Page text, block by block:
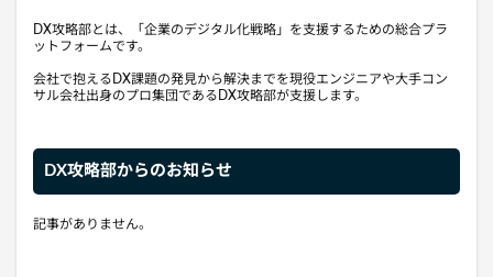
DX攻略部とは、「企業のデジタル化戦略」を支援するための総合プラ
ットフォームです。
会社で抱えるDX課題の発見から解決までを現役エンジニアや大手コン
サル会社出身のプロ集団であるDX攻略部が支援します。
DX攻略部からのお知らせ
記事がありません。